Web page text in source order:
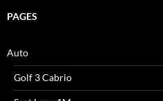
PAGES
Auto
Golf 3 Cabrio